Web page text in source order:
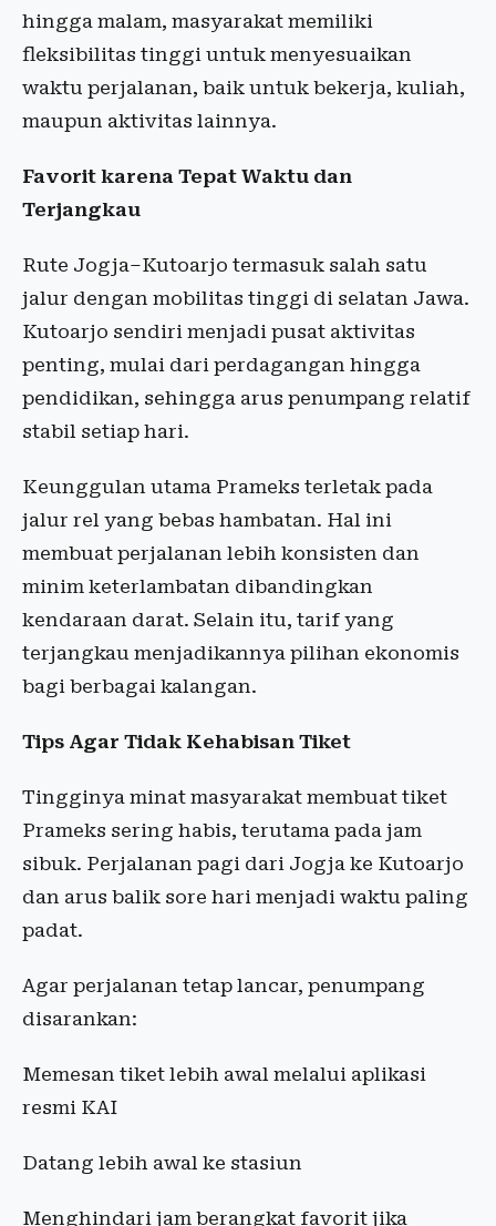
hingga malam, masyarakat memiliki
fleksibilitas tinggi untuk menyesuaikan
waktu perjalanan, baik untuk bekerja, kuliah,
maupun aktivitas lainnya.
Favorit karena Tepat Waktu dan
Terjangkau
Rute Jogja–Kutoarjo termasuk salah satu
jalur dengan mobilitas tinggi di selatan Jawa.
Kutoarjo sendiri menjadi pusat aktivitas
penting, mulai dari perdagangan hingga
pendidikan, sehingga arus penumpang relatif
stabil setiap hari.
Keunggulan utama Prameks terletak pada
jalur rel yang bebas hambatan. Hal ini
membuat perjalanan lebih konsisten dan
minim keterlambatan dibandingkan
kendaraan darat. Selain itu, tarif yang
terjangkau menjadikannya pilihan ekonomis
bagi berbagai kalangan.
Tips Agar Tidak Kehabisan Tiket
Tingginya minat masyarakat membuat tiket
Prameks sering habis, terutama pada jam
sibuk. Perjalanan pagi dari Jogja ke Kutoarjo
dan arus balik sore hari menjadi waktu paling
padat.
Agar perjalanan tetap lancar, penumpang
disarankan:
Memesan tiket lebih awal melalui aplikasi
resmi KAI
Datang lebih awal ke stasiun
Menghindari jam berangkat favorit jika